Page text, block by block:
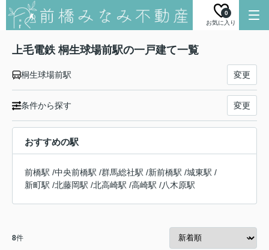
お気に入り
0
上毛電鉄 桐生球場前駅の一戸建て一覧
桐生球場前駅 変更
条件から探す 変更
おすすめの駅
前橋駅 /中央前橋駅 /群馬総社駅 /新前橋駅 /城東駅 /
新町駅 /北藤岡駅 /北高崎駅 /高崎駅 /八木原駅
8件